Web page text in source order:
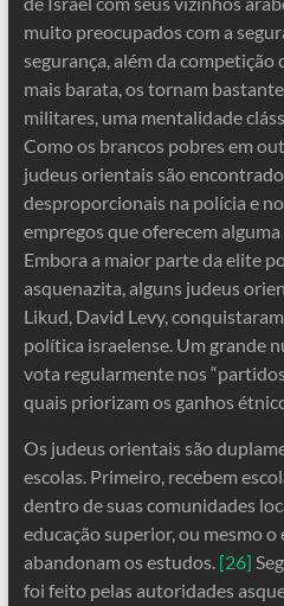
muito preocupados com a
segurança, além da competição
mais barata, os tornam
militares, uma mentalidade
Como os brancos pobres em
judeus orientais são
desproporcionais na polícia e
empregos que oferecem
Embora a maior parte da elite
asquenazita, alguns judeus
Likud, David Levy,
política israelense. Um grande
vota regularmente nos
quais priorizam os ganhos
Os judeus orientais são
escolas. Primeiro, recebem
dentro de suas comunidades
educação superior, ou mesmo
abandonam os estudos. [26]
foi feito pelas autoridades